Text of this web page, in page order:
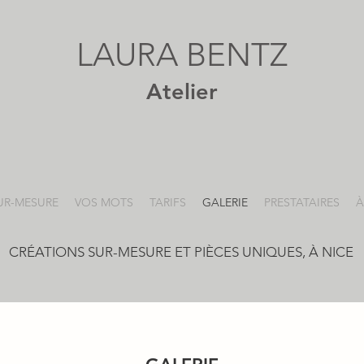
LAURA BENTZ
Atelier
MESURE VOS MOTS TARIFS GALERIE PRESTATAIRES
CRÉATIONS SUR-MESURE ET PIÈCES UNIQUES, À NICE